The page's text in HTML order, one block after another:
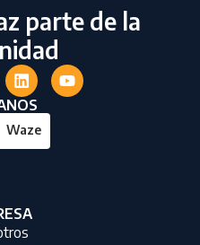
parte de la
Waze